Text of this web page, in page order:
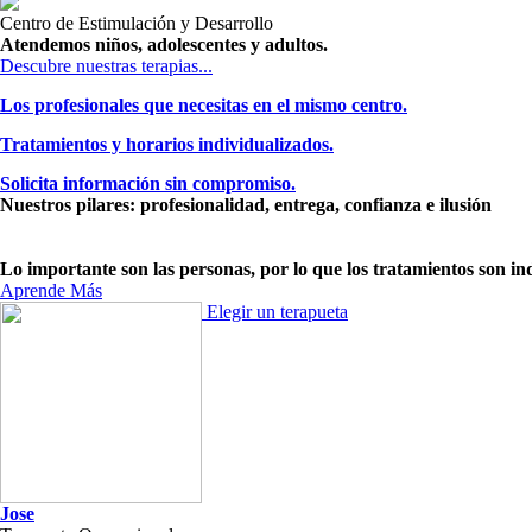
Centro de Estimulación y Desarrollo
Atendemos niños, adolescentes y adultos.
Descubre nuestras terapias...
Los profesionales que necesitas en el mismo centro.
Tratamientos y horarios individualizados.
Solicita información sin compromiso.
Nuestros pilares: profesionalidad, entrega, confianza e ilusión
Lo importante son las personas, por lo que los tratamientos son
Aprende Más
Elegir un terapueta
Jose